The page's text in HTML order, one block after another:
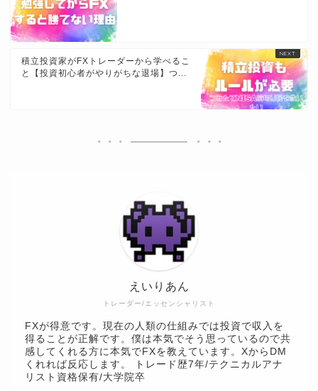
積立投資家がFXトレーダーから学べるこ
と【投資初心者がやりがちな退場】つ...
トレーダー/エッセンシャリスト
えいりあん
FXが得意です。現在の人類の仕組みでは投資で収入を
得ることが正解です。僕は本気でそう思っているので共
感してくれる方に本気でFXを教えています。XからDM
くれれば反応します。 トレード歴7年/テクニカルアナ
リスト資格保有/大学院卒